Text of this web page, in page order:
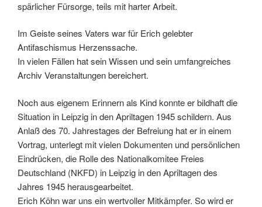
spärlicher Fürsorge, teils mit harter Arbeit.
Im Geiste seines Vaters war für Erich gelebter
Antifaschismus Herzenssache.
In vielen Fällen hat sein Wissen und sein umfangreiches
Archiv Veranstaltungen bereichert.
Noch aus eigenem Erinnern als Kind konnte er bildhaft die
Situation in Leipzig in den Apriltagen 1945 schildern. Aus
Anlaß des 70. Jahrestages der Befreiung hat er in einem
Vortrag, unterlegt mit vielen Dokumenten und persönlichen
Eindrücken, die Rolle des Nationalkomitee Freies
Deutschland (NKFD) in Leipzig in den Apriltagen des
Jahres 1945 herausgearbeitet.
Erich Köhn war uns ein wertvoller Mitkämpfer. So wird er